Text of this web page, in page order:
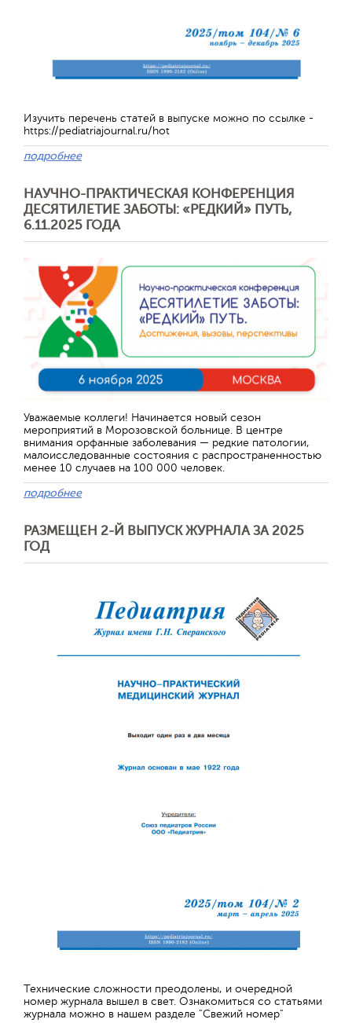
Изучить перечень статей в выпуске можно по ссылке -
https://pediatriajournal.ru/hot
подробнее
НАУЧНО-ПРАКТИЧЕСКАЯ КОНФЕРЕНЦИЯ
ДЕСЯТИЛЕТИЕ ЗАБОТЫ: «РЕДКИЙ» ПУТЬ,
6.11.2025 ГОДА
Уважаемые коллеги! Начинается новый сезон
мероприятий в Морозовской больнице. В центре
внимания орфанные заболевания — редкие патологии,
малоисследованные состояния с распространенностью
менее 10 случаев на 100 000 человек.
подробнее
РАЗМЕЩЕН 2-Й ВЫПУСК ЖУРНАЛА ЗА 2025
ГОД
Технические сложности преодолены, и очередной
номер журнала вышел в свет. Ознакомиться со статьями
журнала можно в нашем разделе "Свежий номер"
Обратная
Отправить